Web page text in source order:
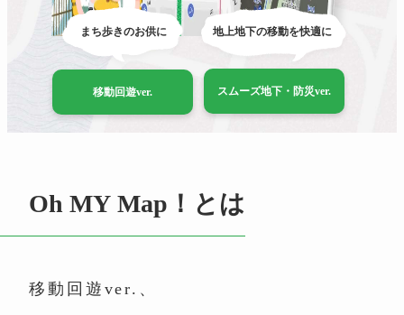
まち歩きのお供に
移動回遊ver.
地上地下の移動を快適に
スムーズ地下・防災ver.
Oh MY Map！とは
移動回遊ver.、